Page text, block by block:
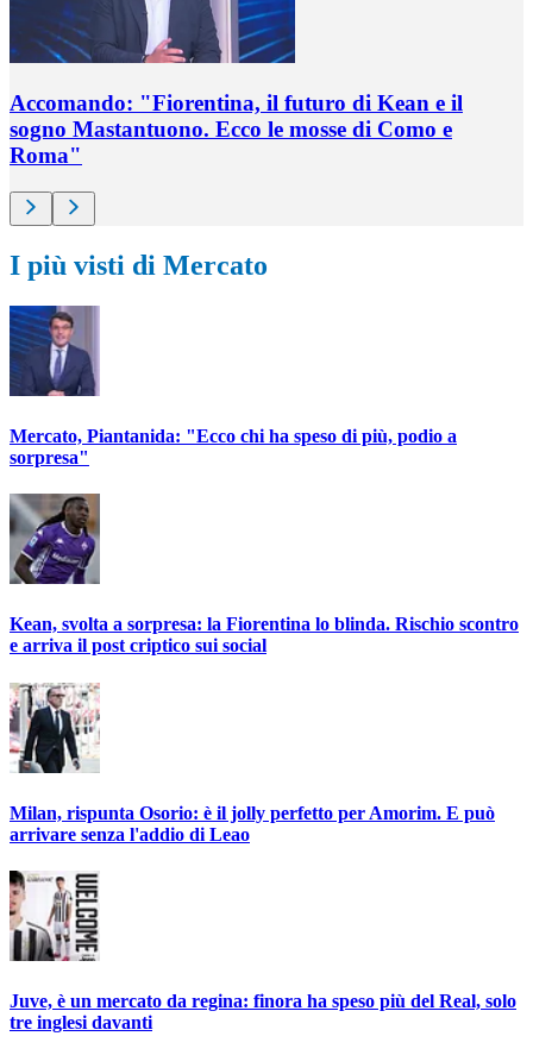
Accomando: "Fiorentina, il futuro di Kean e il
sogno Mastantuono. Ecco le mosse di Como e
Roma"
I più visti di Mercato
Mercato, Piantanida: "Ecco chi ha speso di più, podio a
sorpresa"
Kean, svolta a sorpresa: la Fiorentina lo blinda. Rischio scontro
e arriva il post criptico sui social
Milan, rispunta Osorio: è il jolly perfetto per Amorim. E può
arrivare senza l'addio di Leao
Juve, è un mercato da regina: finora ha speso più del Real, solo
tre inglesi davanti